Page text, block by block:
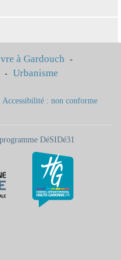
à Gardouch -
- Urbanisme
Accessibilité : non conforme
DéSIDé31